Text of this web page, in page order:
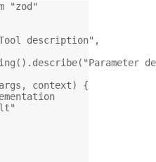
"zod"
description" ,
(). describe( "Parameter
args , context) {